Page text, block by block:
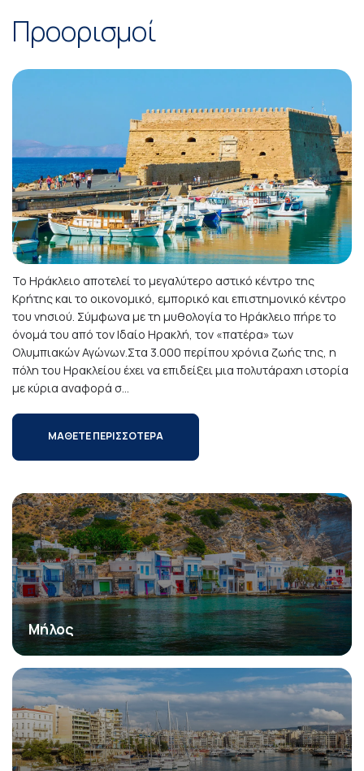
Προορισμοί
Το Ηράκλειο αποτελεί το μεγαλύτερο αστικό κέντρο της
Κρήτης και το οικονομικό, εμπορικό και επιστημονικό κέντρο
του νησιού. Σύμφωνα με τη μυθολογία το Ηράκλειο πήρε το
όνομά του από τον Ιδαίο Ηρακλή, τον «πατέρα» των
Ολυμπιακών Αγώνων.Στα 3.000 περίπου χρόνια ζωής της, η
πόλη του Ηρακλείου έχει να επιδείξει μια πολυτάραχη ιστορία
με κύρια αναφορά σ...
ΜΑΘΕΤΕ ΠΕΡΙΣΣΟΤΕΡΑ
Μήλος